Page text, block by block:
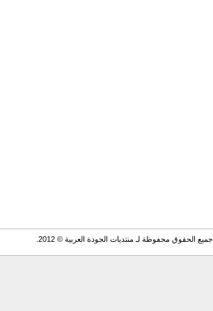
جميع الحقوق محفوظة لـ منتديات الجودة العربية © 2012.